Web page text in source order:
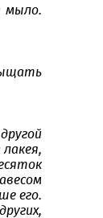
мыло.
его.